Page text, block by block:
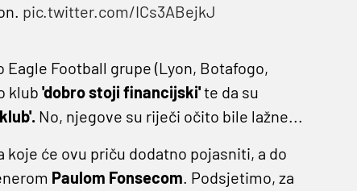
pic.twitter.com/ICs3ABejkJ
Football grupe (Lyon, Botafogo,
klub 'dobro stoji financijski'te da su
No, njegove su riječi očito bile lažne...
će ovu priču dodatno pojasniti, a do
Paulom Fonsecom. Podsjetimo, za